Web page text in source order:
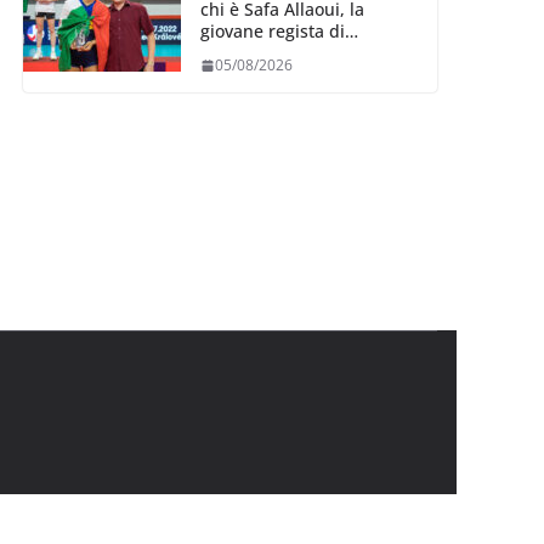
chi è Safa Allaoui, la
giovane regista di
collegiale di Cavalese
05/08/2026